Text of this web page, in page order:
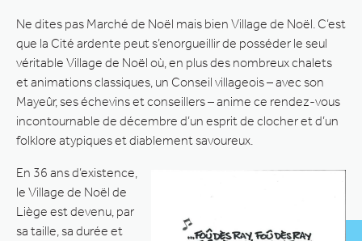
Ne dites pas Marché de Noël mais bien Village de Noël. C’est
que la Cité ardente peut s’enorgueillir de posséder le seul
véritable Village de Noël où, en plus des nombreux chalets
et animations classiques, un Conseil villageois – avec son
Mayeûr, ses échevins et conseillers – anime ce rendez-vous
incontournable de décembre d’un esprit de clocher et d’un
folklore atypiques et diablement savoureux.
En 36 ans d’existence,
le Village de Noël de
Liège est devenu, par
sa taille, sa durée et